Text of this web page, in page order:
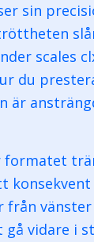
sin
scales
du
är
formatet
konsekvent
från
gå vidare i